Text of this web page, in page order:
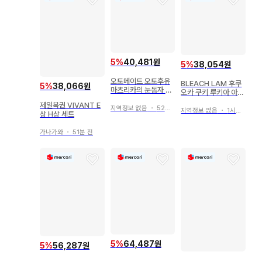
5%38,066원
제일복권 VIVANT E
상 H상 세트
가나가와 ・ 51분 전
5%40,481원
오토메이트 오토후유
마츠리카의 눈동자 파
1
지역정보 없음 ・ 52분 전
5%38,054원
BLEACH LAM 후쿠
오카 쿠키 루키아 아크
지역정보 없음 ・ 1시간 전
5%56,287원 5%64,487원